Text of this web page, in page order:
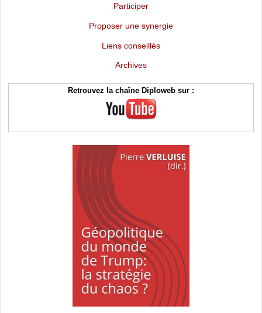
Participer
Proposer une synergie
Liens conseillés
Archives
Retrouvez la chaîne Diploweb sur :